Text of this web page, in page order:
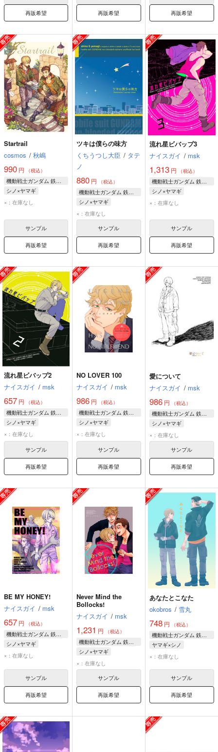
再販希望 再販希望 再販希望
Startrail
cosmos / 秋嶋
990 円 （税込）
機動戦士ガンダム 鉄血のオルフェンズ
シノ×ヤマギ
ノルバ・シノ
×：在庫なし
サンプル
再販希望
ツキは僕らの味方
くちうつし大臣 / タテ
ノ
880 円 （税込）
機動戦士ガンダム 鉄血のオルフェンズ
シノ×ヤマギ
ノルバ・シノ
ヤマギ・ギルマトン
×：在庫なし
サンプル
再販希望
流れ星ビバップ3
ナイスガイ / msk
1,313円 （税込）
機動戦士ガンダム 鉄血のオルフェンズ
シノ×ヤマギ
ヤマギ・ギルマトン
×：在庫なし
サンプル
再販希望
流れ星ビバップ2
ナイスガイ / msk
657 円 （税込）
機動戦士ガンダム 鉄血のオルフェンズ
シノ×ヤマギ
ヤマギ・ギルマトン
ノルバ・シノ
×：在庫なし
サンプル
再販希望
NO LOVER 100
ナイスガイ / msk
986 円 （税込）
機動戦士ガンダム 鉄血のオルフェンズ
シノ×ヤマギ
ノルバ・シノ
ヤマギ・ギルマトン
×：在庫なし
サンプル
再販希望
愛について
ナイスガイ / msk
986円 （税込）
機動戦士ガンダム 鉄血のオルフェンズ
シノ×ヤマギ
ノルバ・シノ
ヤマギ・ギルマトン
×：在庫なし
サンプル
再販希望
BE MY HONEY!
ナイスガイ / msk
657 円 （税込）
機動戦士ガンダム 鉄血のオルフェンズ
シノ×ヤマギ
ノルバ・シノ
×：在庫なし
サンプル
再販希望
Never Mind the
Bollocks!
ナイスガイ / msk
1,231 円 （税込）
機動戦士ガンダム 鉄血のオルフェンズ
シノ×ヤマギ
ノルバ・シノ
ヤマギ・ギルマトン
×：在庫なし
サンプル
再販希望
あなたとこなた
okobros / 雪丸
748円 （税込）
機動戦士ガンダム 鉄血のオルフェンズ
ヤマギ×シノ
ヤマギ・ギルマトン
×：在庫なし
サンプル
再販希望